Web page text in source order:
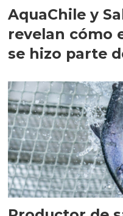
AquaChile y
revelan cómo
se hizo parte